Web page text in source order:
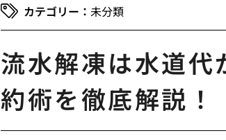
未分類
流水解凍は水道代
約術を徹底解説！